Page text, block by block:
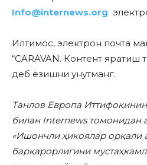
Info@internews.org
Илтимос, электрон почта
“CARAVAN. Контент яратиш
деб ёзишни унутманг.
Танлов Европа
билан Internews томонидан
«Ишончли ҳикоялар орқали
барқарорлигини